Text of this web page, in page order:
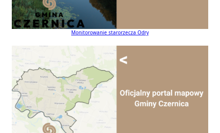
Monitorowanie starorzecza Odry